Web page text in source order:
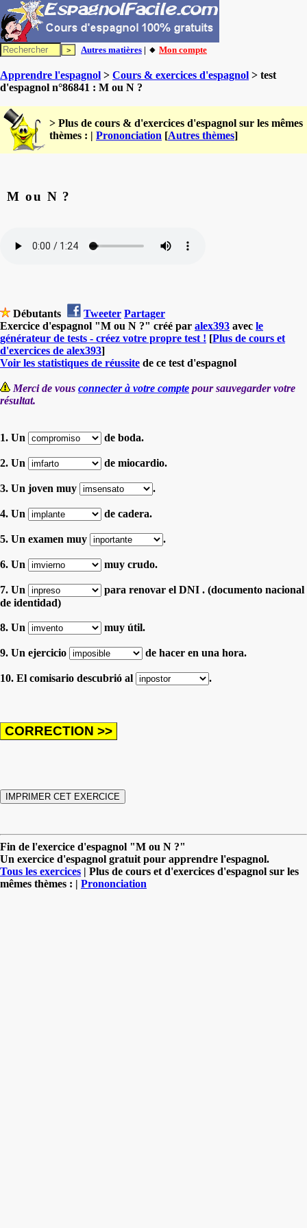
Autres matières | 🔸 Mon compte
Apprendre l'espagnol > Cours & exercices d'espagnol > test
d'espagnol n°86841 : M ou N ?
> Plus de cours & d'exercices d'espagnol sur les mêmes
thèmes : | Prononciation [Autres thèmes]
M ou N ?
Débutants Tweeter Partager
Exercice d'espagnol "M ou N ?" créé par alex393 avec le
générateur de tests - créez votre propre test ! [Plus de cours et
d'exercices de alex393]
Voir les statistiques de réussite de ce test d'espagnol
Merci de vous connecter à votre compte pour sauvegarder votre
résultat.
1. Un de boda.
2. Un de miocardio.
3. Un joven muy .
4. Un de cadera.
5. Un examen muy .
6. Un muy crudo.
7. Un
para renovar el DNI . (documento nacional
de identidad)
8. Un muy útil.
9. Un ejercicio de hacer en una hora.
10. El comisario descubrió al .
Fin de l'exercice d'espagnol "M ou N ?"
Un exercice d'espagnol gratuit pour apprendre l'espagnol.
Tous les exercices | Plus de cours et d'exercices d'espagnol sur les
mêmes thèmes : | Prononciation